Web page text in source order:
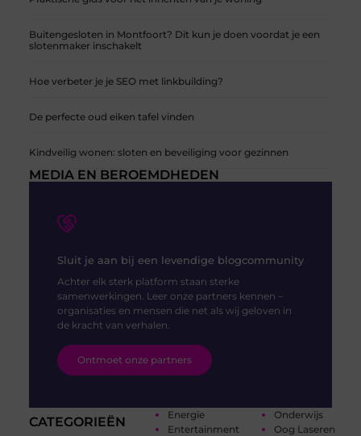
Buitengesloten in Montfoort? Dit kun je doen voordat je een
slotenmaker inschakelt
Hoe verbeter je je SEO met linkbuilding?
De perfecte oud eiken tafel vinden
Kindveilig wonen: sloten en beveiliging voor gezinnen
CATEGORIEËN
Energie
Entertainment
Onderwijs
Oog Laseren
MEDIA EN BEROEMDHEDEN
Sluit je aan bij een levendige blogcommunity
Achter elk sterk platform staan sterke
samenwerkingen. Leer onze partners kennen –
organisaties en mensen die net als wij geloven in
de kracht van verhalen.
Ontmoet onze partners